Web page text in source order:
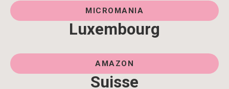
MICROMANIA
Luxembourg
AMAZON
Suisse